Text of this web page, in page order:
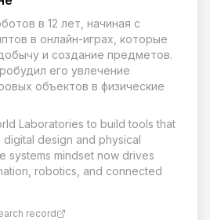
в 12 лет, начиная с
в онлайн-играх, которые
и создание предметов.
его увлечение
объектов в физические
Laboratories to build tools that
design and physical
systems mindset now drives
robotics, and connected
record